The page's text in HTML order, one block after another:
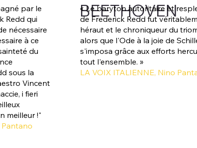
par le
Redd qui
nécessaire
à ce
du
sous la
Vincent
i fieri
meilleur !"
Pantano
BEETHOVEN
« Le baryton autoritaire et
de Frederick Redd fut
héraut et le chroniqueur du
alors que l'Ode à la joie de
s'imposa grâce aux efforts
tout l'ensemble. »
LA VOIX ITALIENNE, Nino